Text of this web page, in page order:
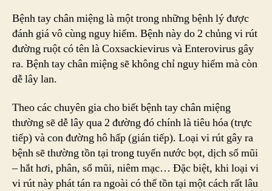
Bệnh tay chân miệng là một trong những bệnh lý được
đánh giá vô cùng nguy hiểm. Bệnh này do 2 chủng vi rút
đường ruột có tên là Coxsackievirus và Enterovirus gây
ra. Bệnh tay chân miệng sẽ không chỉ nguy hiểm mà còn
dễ lây lan.
Theo các chuyên gia cho biết bệnh tay chân miệng
thường sẽ dễ lây qua 2 đường đó chính là tiêu hóa (trực
tiếp) và con đường hô hấp (gián tiếp). Loại vi rút gây ra
bệnh sẽ thường tồn tại trong tuyến nước bọt, dịch sổ mũi
– hắt hơi, phân, sổ mũi, niêm mạc… Đặc biệt, khi loại vi
vi rút này phát tán ra ngoài có thể tồn tại một cách rất lâu